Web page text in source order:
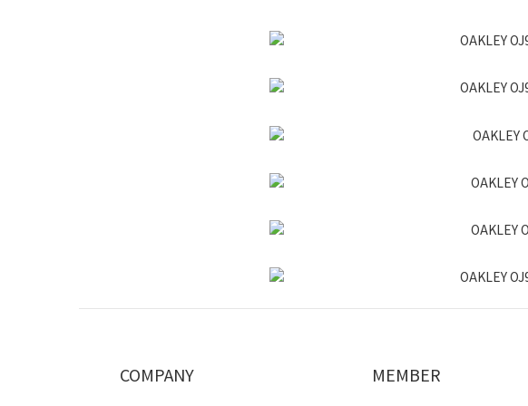
COMPANY MEMBER